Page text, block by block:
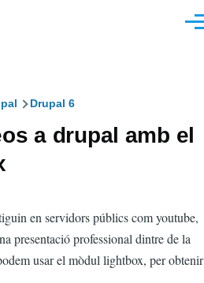
Drupal 6
a drupal amb el
en servidors públics com youtube,
presentació professional dintre de la
usar el mòdul lightbox, per obtenir